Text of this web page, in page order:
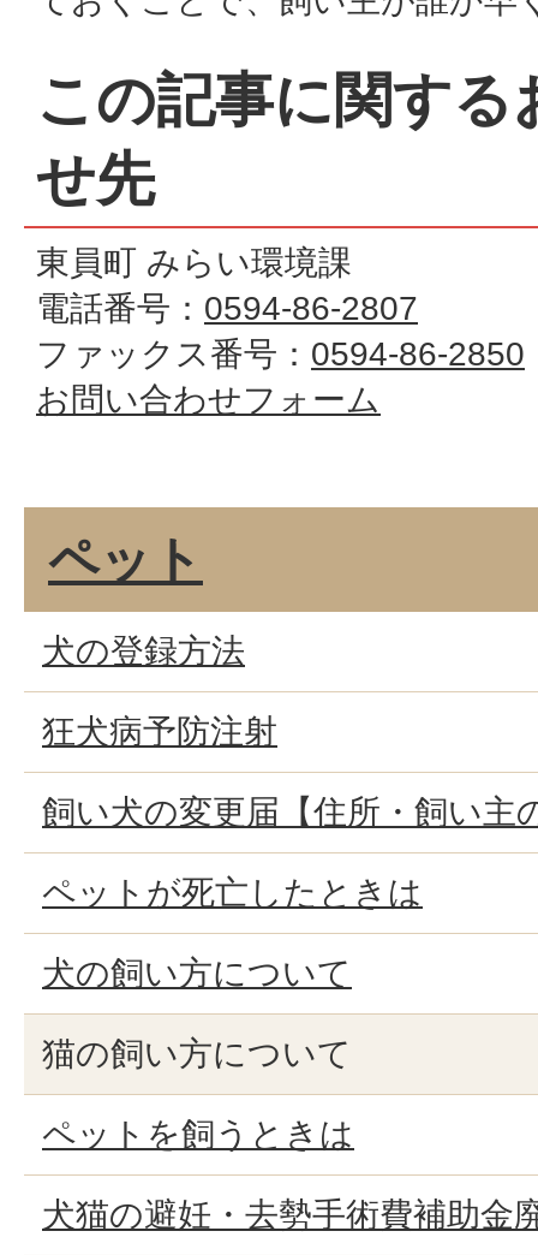
この記事に関する
せ先
東員町 みらい環境課
電話番号： 0594-86-2807
ファックス番号： 0594-86-2850
お問い合わせフォーム
ペット
犬の登録方法
狂犬病予防注射
飼い犬の変更届【住所・飼い主
ペットが死亡したときは
犬の飼い方について
猫の飼い方について
ペットを飼うときは
犬猫の避妊・去勢手術費補助金